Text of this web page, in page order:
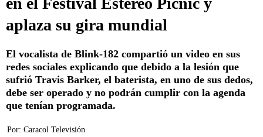
aplaza su gira mundial
El vocalista de Blink-182 compartió un video en sus
redes sociales explicando que debido a la lesión que
sufrió Travis Barker, el baterista, en uno de sus dedos,
debe ser operado y no podrán cumplir con la agenda
que tenían programada.
Por: Caracol Televisión